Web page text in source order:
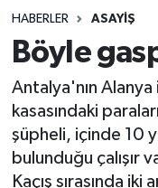
HABERLER ASAYIŞ
Böyle
Antalya'nın
kasasındaki
şüpheli, içinde 10
bulunduğu çalışır
Kaçış sırasında
Spor
Siyaset
Haber Arşivi